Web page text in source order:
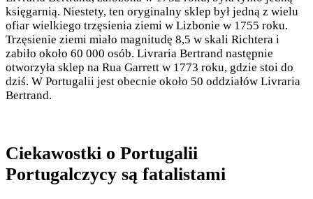
księgarnią. Niestety, ten oryginalny sklep był jedną z wielu
ofiar wielkiego trzęsienia ziemi w Lizbonie w 1755 roku.
Trzęsienie ziemi miało magnitudę 8,5 w skali Richtera i
zabiło około 60 000 osób. Livraria Bertrand następnie
otworzyła sklep na Rua Garrett w 1773 roku, gdzie stoi do
dziś. W Portugalii jest obecnie około 50 oddziałów Livraria
Bertrand.
Ciekawostki o Portugalii
Portugalczycy są fatalistami